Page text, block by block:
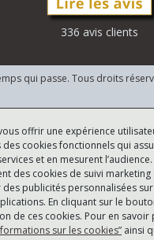
336 avis clients
qui passe. Tous droits
offrir une expérience
des cookies fonctionnels qui
et en mesurent
des cookies de suivi
publicités personnalisées
En cliquant sur le
de ces cookies. Pour en
sur les cookies” ainsi